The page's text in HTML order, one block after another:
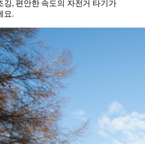
깅, 편안한 속도의 자전거 타기가
요.